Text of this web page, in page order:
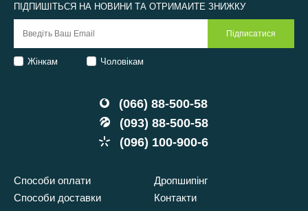
(066) 88-500-58
(093) 88-500-58
(096) 100-900-6
Способи оплати
Способи доставки
Дропшипінг
Контакти
ПІДПИШІТЬСЯ НА НОВИНИ ТА ОТРИМАЙТЕ ЗНИЖКУ
Жінкам Чоловікам